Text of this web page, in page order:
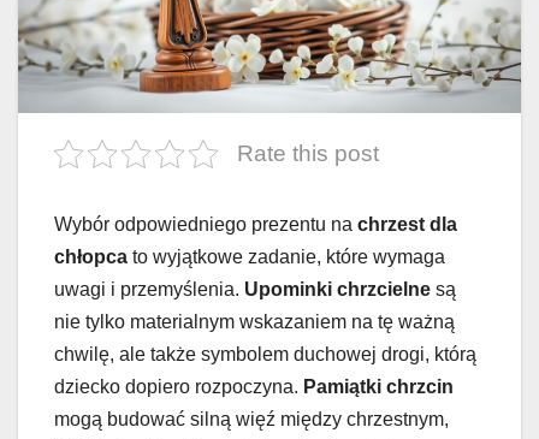
Rate this post
Wybór odpowiedniego prezentu na chrzest dla
chłopca to wyjątkowe zadanie, które wymaga
uwagi i przemyślenia. Upominki chrzcielne są
nie tylko materialnym wskazaniem na tę ważną
chwilę, ale także symbolem duchowej drogi, którą
dziecko dopiero rozpoczyna. Pamiątki chrzcin
mogą budować silną więź między chrzestnym,